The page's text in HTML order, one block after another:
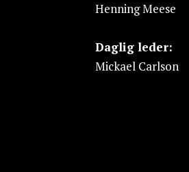
Henning Meese
Daglig leder:
Mickael Carlson